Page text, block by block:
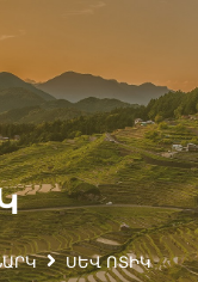
ԳԼԽԱՎՈՐ
ԱՊՐԱՆՔՆԵՐ
ՁԵՌՆԱՐԿ
ՍԵՎ ՈՏԻԿ